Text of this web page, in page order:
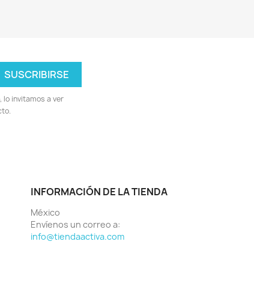
lo invitamos a ver
INFORMACIÓN DE LA TIENDA
México
Envíenos un correo a:
info@tiendaactiva.com